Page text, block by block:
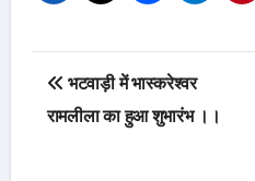
Post
navigation
भटवाड़ी में भास्करेश्वर
रामलीला का हुआ शुभारंभ ।।